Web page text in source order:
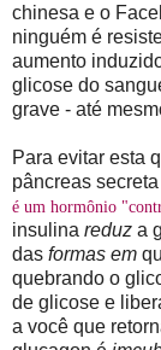
chinesa e o
ninguém é
aumento
glicose do
grave - até
Para evitar esta
pâncreas
é um hormônio
insulina reduz a
das formas em
quebrando o
de glicose e
a você que